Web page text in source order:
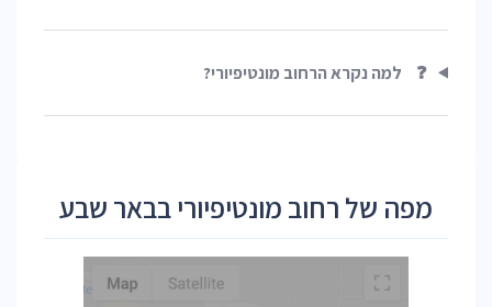
❓ למה נקרא הרחוב מונטיפיורי?
מפה של רחוב מונטיפיורי בבאר שבע